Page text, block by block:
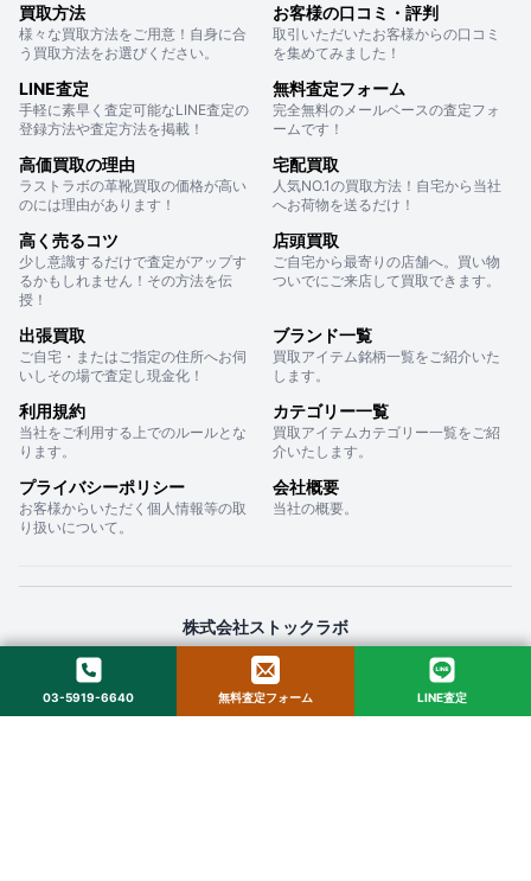
買取方法
様々な買取方法をご用意！自身に合
う買取方法をお選びください。
お客様の口コミ・評判
取引いただいたお客様からの口コミ
を集めてみました！
LINE査定
手軽に素早く査定可能なLINE査定の
登録方法や査定方法を掲載！
無料査定フォーム
完全無料のメールベースの査定フォ
ームです！
高価買取の理由
ラストラボの革靴買取の価格が高い
のには理由があります！
宅配買取
人気NO.1の買取方法！自宅から当社
へお荷物を送るだけ！
高く売るコツ
少し意識するだけで査定がアップす
るかもしれません！その方法を伝
授！
店頭買取
ご自宅から最寄りの店舗へ。買い物
ついでにご来店して買取できます。
出張買取
ご自宅・またはご指定の住所へお伺
いしその場で査定し現金化！
ブランド一覧
買取アイテム銘柄一覧をご紹介いた
します。
利用規約
当社をご利用する上でのルールとな
ります。
カテゴリー一覧
買取アイテムカテゴリー一覧をご紹
介いたします。
プライバシーポリシー
お客様からいただく個人情報等の取
り扱いについて。
会社概要
当社の概要。
株式会社ストックラボ
〒160-0022 東京都新宿区新宿２丁目１２−１６ セントフォービル ２０３
© 2025 StockLab. All Rights Reserved.
03-5919-6640 無料査定フォーム LINE査定